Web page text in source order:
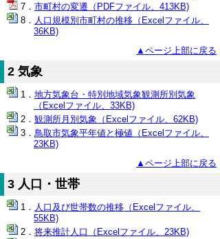
市町村の変遷（PDFファイル、413KB)
人口規模別市町村の推移（Excelファイル、
36KB)
▲ページ上部に戻る
2 気象
地方気象台・特別地域気象観測所別気象
（Excelファイル、33KB)
観測所月別気象（Excelファイル、62KB)
鳥取市気象平年値と極値（Excelファイル、
23KB)
▲ページ上部に戻る
3 人口・世帯
人口及び世帯数の推移（Excelファイル、
55KB)
将来推計人口（Excelファイル、23KB)